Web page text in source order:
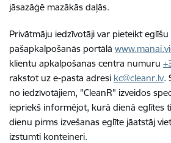
jāsazāģē mazākās daļās.
Privātmāju iedzīvotāji var pieteikt
pašapkalpošanās portālā
klientu apkalpošanas centra numuru
rakstot uz e-pasta adresi kc@cleanr.lv.
no iedzīvotājiem, "CleanR" izveidos
iepriekš informējot, kurā dienā eglītes
dienu pirms izvešanas eglīte jāatstāj
izstumti konteineri.